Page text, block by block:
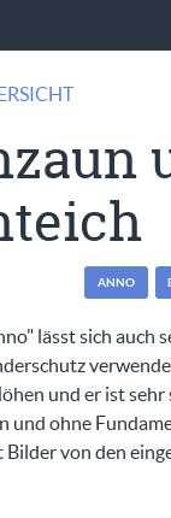
ANNO
lässt sich auch
und er ist sehr
und ohne
von den